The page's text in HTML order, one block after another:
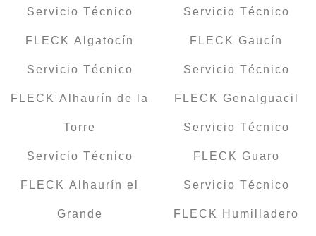
Servicio Técnico
FLECK Algatocín
Servicio Técnico
FLECK Alhaurín de la
Torre
Servicio Técnico
FLECK Alhaurín el
Grande
Servicio Técnico
FLECK Gaucín
Servicio Técnico
FLECK Genalguacil
Servicio Técnico
FLECK Guaro
Servicio Técnico
FLECK Humilladero